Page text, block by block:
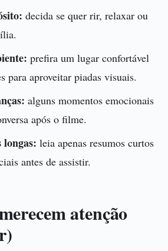
decida se quer rir, relaxar ou
prefira um lugar confortável
para aproveitar piadas visuais.
alguns momentos emocionais
após o filme.
longas: leia apenas resumos curtos
antes de assistir.
atenção